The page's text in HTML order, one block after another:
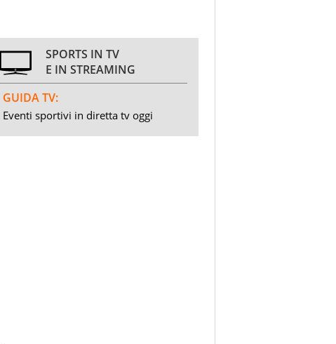
SPORTS IN TV
E IN STREAMING
GUIDA TV:
Eventi sportivi in diretta tv oggi